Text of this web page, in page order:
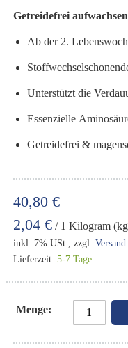
40,80 €
2,04 € / 1 Kilogram
inkl. 7% USt., zzgl.Versand
Lieferzeit:5-7 Tage
Menge
Getreidefrei
Ab der 2.
Unterstützt die
Essenzielle
Getreidefrei &